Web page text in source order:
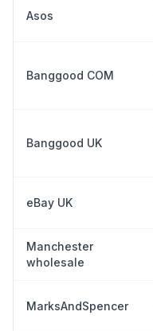
Asos
Banggood COM
Banggood UK
eBay UK
Manchester
wholesale
MarksAndSpencer